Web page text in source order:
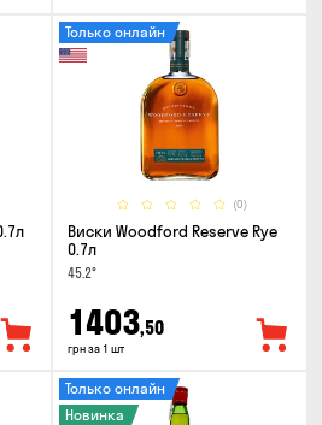
(0)
Только онлайн
Виски Woodford Reserve Rye
0.7л
45.2°
1403,50
грн за 1 шт
Только онлайн
Новинка